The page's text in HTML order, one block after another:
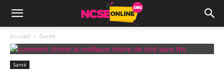
Accueil Santé
Santé